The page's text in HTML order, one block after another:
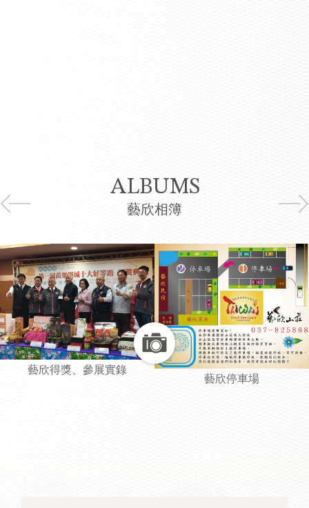
ALBUMS
藝欣相簿
藝欣山莊